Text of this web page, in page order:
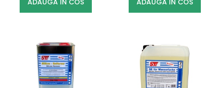
ADAUGA IN COS ADAUGA IN COS